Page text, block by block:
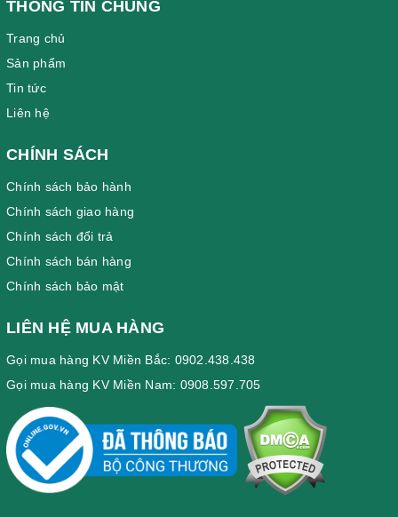
THÔNG TIN CHUNG
Trang chủ
Sản phẩm
Tin tức
Liên hệ
CHÍNH SÁCH
Chính sách bảo hành
Chính sách giao hàng
Chính sách đổi trả
Chính sách bán hàng
Chính sách bảo mật
LIÊN HỆ MUA HÀNG
Gọi mua hàng KV Miền Bắc: 0902.438.438
Gọi mua hàng KV Miền Nam: 0908.597.705